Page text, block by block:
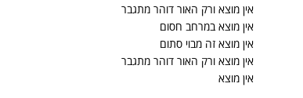
אין מוצא ורק האור דוהר מתגבר
אין מוצא במרחב חסום
אין מוצא זה מבוי סתום
אין מוצא ורק האור דוהר מתגבר
אין מוצא